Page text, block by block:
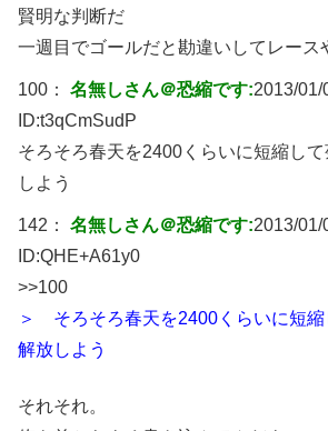
賢明な判断だ
一週目でゴールだと勘違いしてレース
100： 名無しさん＠恐縮です:2013/01/
ID:t3qCmSudP
そろそろ春天を2400くらいに短縮し
しよう
142： 名無しさん＠恐縮です:2013/01/
ID:QHE+A61y0
>>100
＞ そろそろ春天を2400くらいに短
解放しよう
それそれ。